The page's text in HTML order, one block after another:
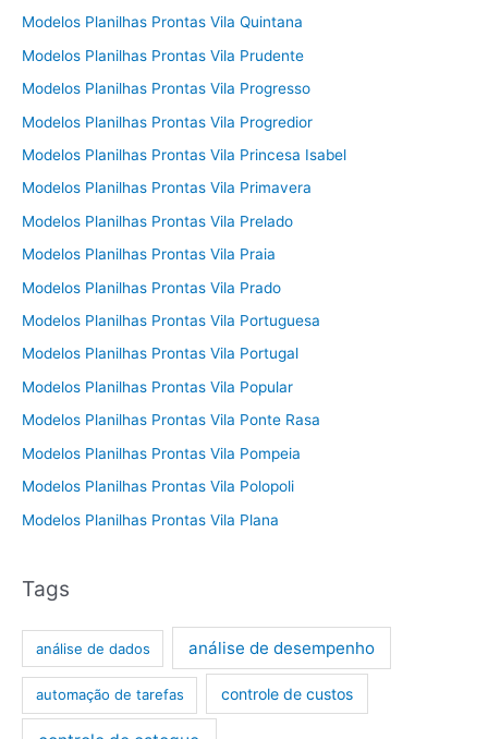
Modelos Planilhas Prontas Vila Quintana
Modelos Planilhas Prontas Vila Prudente
Modelos Planilhas Prontas Vila Progresso
Modelos Planilhas Prontas Vila Progredior
Modelos Planilhas Prontas Vila Princesa Isabel
Modelos Planilhas Prontas Vila Primavera
Modelos Planilhas Prontas Vila Prelado
Modelos Planilhas Prontas Vila Praia
Modelos Planilhas Prontas Vila Prado
Modelos Planilhas Prontas Vila Portuguesa
Modelos Planilhas Prontas Vila Portugal
Modelos Planilhas Prontas Vila Popular
Modelos Planilhas Prontas Vila Ponte Rasa
Modelos Planilhas Prontas Vila Pompeia
Modelos Planilhas Prontas Vila Polopoli
Modelos Planilhas Prontas Vila Plana
Tags
análise de dados análise de desempenho
automação de tarefas controle de custos